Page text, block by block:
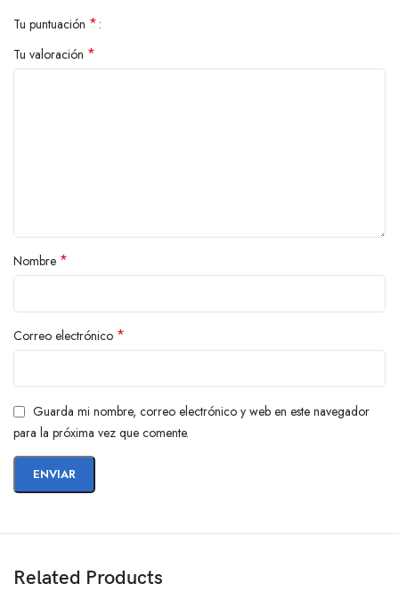
Tu puntuación *
Tu valoración *
Nombre *
Correo electrónico *
Guarda mi nombre, correo electrónico y web en este navegador
para la próxima vez que comente.
Related Products